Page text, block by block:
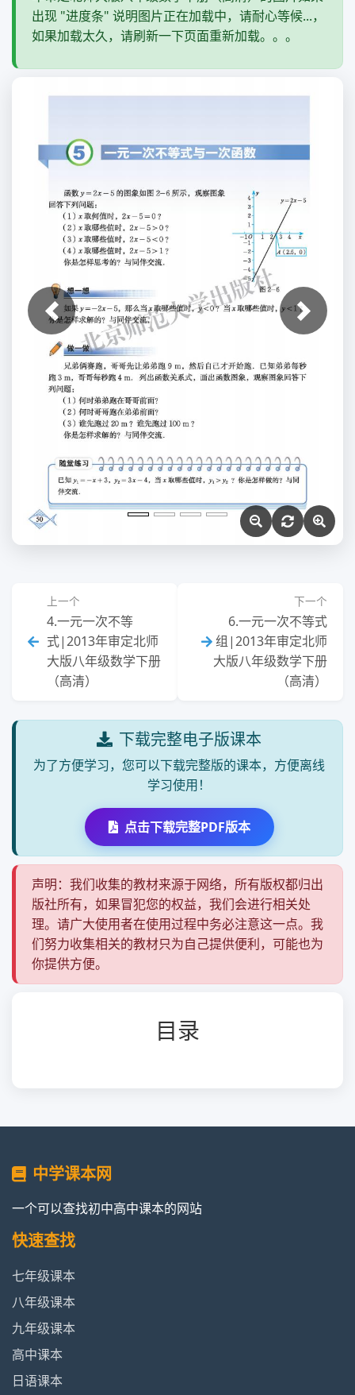
出现 "进度条" 说明图片正在加载中，请耐心等候...，
如果加载太久，请刷新一下页面重新加载。。。
上一张 下一张
上一个
4.一元一次不等
式|2013年审定北师
大版八年级数学下册
（高清）
下一个
6.一元一次不等式
组|2013年审定北师
大版八年级数学下册
（高清）
下载完整电子版课本
为了方便学习，您可以下载完整版的课本，方便离线
学习使用！
点击下载完整PDF版本
声明：我们收集的教材来源于网络，所有版权都归出
版社所有，如果冒犯您的权益，我们会进行相关处
理。请广大使用者在使用过程中务必注意这一点。我
们努力收集相关的教材只为自己提供便利，可能也为
你提供方便。
目录
中学课本网
一个可以查找初中高中课本的网站
快速查找
七年级课本
八年级课本
九年级课本
高中课本
日语课本